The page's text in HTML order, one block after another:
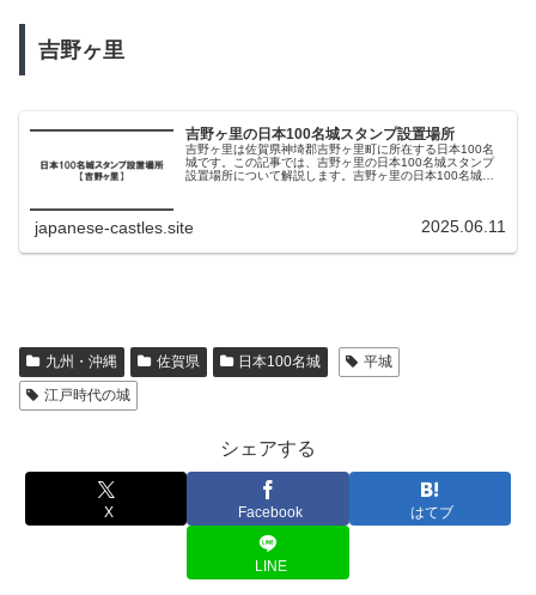
吉野ヶ里
吉野ヶ里の日本100名城スタンプ設置場所
吉野ヶ里は佐賀県神埼郡吉野ヶ里町に所在する日本100名
城です。この記事では、吉野ヶ里の日本100名城スタンプ
設置場所について解説します。吉野ヶ里の日本100名城ス
japanese-castles.site 2025.06.11
九州・沖縄 佐賀県 日本100名城
平城
江戸時代の城
シェアする
X Facebook はてブ
LINE